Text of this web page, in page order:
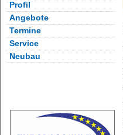
Profil
Angebote
Termine
Service
Neubau